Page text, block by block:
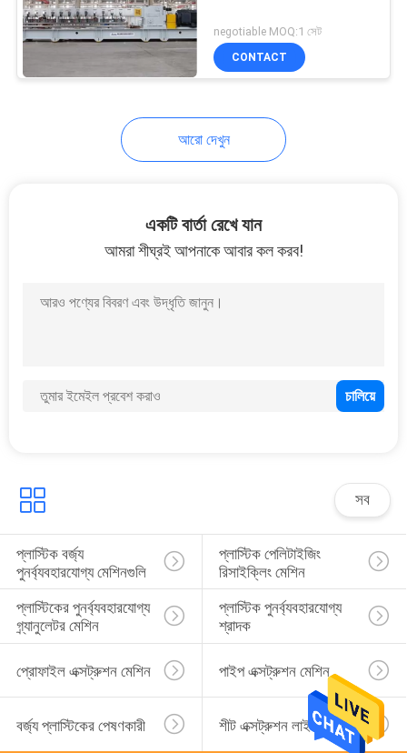
ছাঁচনির্মাণ মেশিন ব্লো
ব্যারেলস
ডাবল স্ক্রু এক্সট্রুডার
মেল্টব্লাউন ননউভেন
উত্পাদনের লাইন
6
negotiable MOQ:1 সেট
CONTACT
আরো দেখুন
একটি বার্তা রেখে যান
আমরা শীঘ্রই আপনাকে আবার কল করব!
সব
প্লাস্টিক বর্জ্য
পুনর্ব্যবহারযোগ্য মেশিনগুলি
প্লাস্টিক পেলিটাইজিং
রিসাইক্লিং মেশিন
প্লাস্টিকের পুনর্ব্যবহারযোগ্য
গ্র্যানুলেটর মেশিন
প্লাস্টিক পুনর্ব্যবহারযোগ্য
শ্রাদক
প্রোফাইল এক্সট্রুশন মেশিন পাইপ এক্সট্রুশন মেশিন
বর্জ্য প্লাস্টিকের পেষণকারী শীট এক্সট্রুশন লাইন